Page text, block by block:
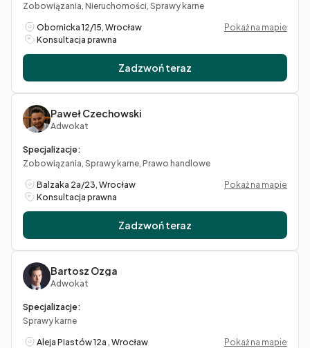
Zobowiązania, Nieruchomości, Sprawy karne
Obornicka 12/15, Wrocław
Pokaż na mapie
Konsultacja prawna
Zadzwoń teraz
Paweł Czechowski
Adwokat
Specjalizacje:
Zobowiązania, Sprawy karne, Prawo handlowe
Balzaka 2a/23, Wrocław
Pokaż na mapie
Konsultacja prawna
Zadzwoń teraz
Bartosz Ozga
Adwokat
Specjalizacje:
Sprawy karne
Aleja Piastów 12a , Wrocław
Pokaż na mapie